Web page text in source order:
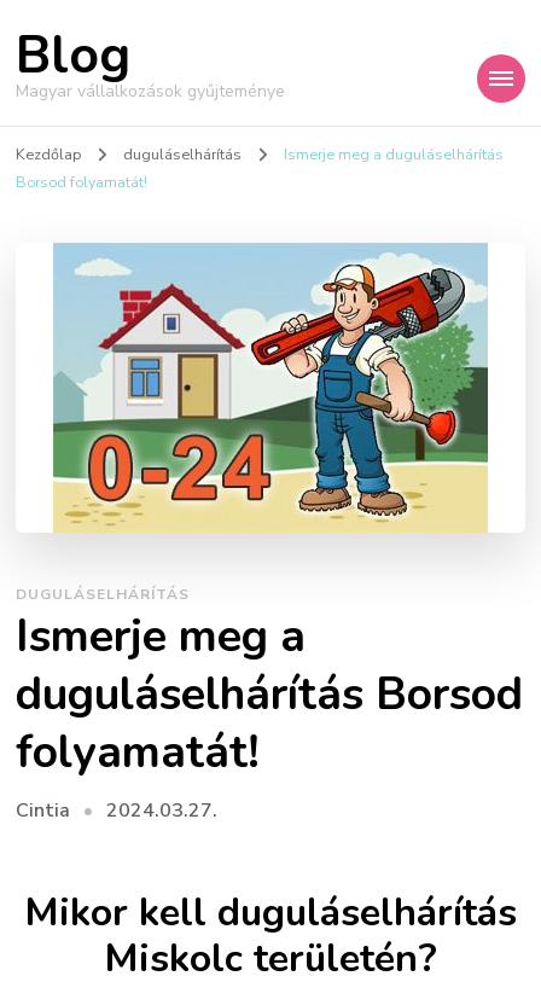
Blog
Magyar vállalkozások gyűjteménye
Kezdőlap duguláselhárítás
Ismerje meg a duguláselhárítás
Borsod folyamatát!
DUGULÁSELHÁRÍTÁS
Ismerje meg a
duguláselhárítás Borsod
folyamatát!
Cintia 2024.03.27.
Mikor kell duguláselhárítás
Miskolc területén?